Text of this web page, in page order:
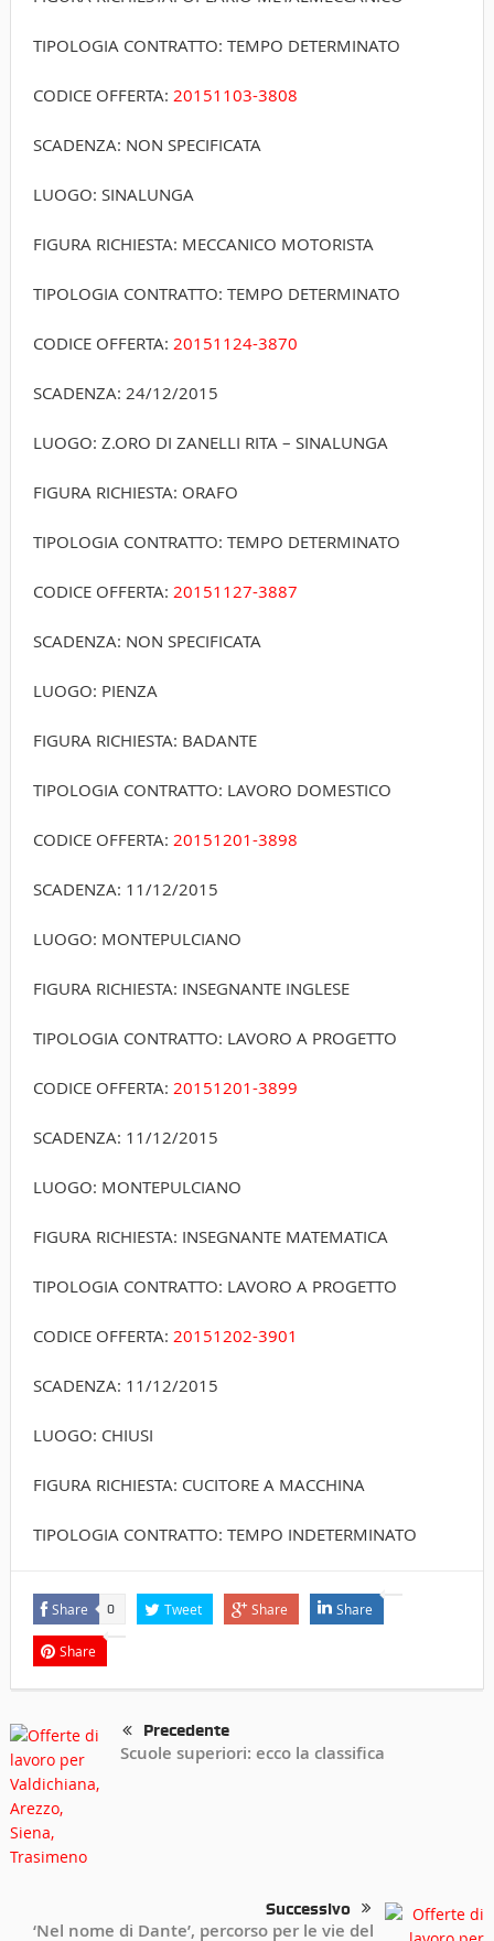
TIPOLOGIA CONTRATTO: TEMPO DETERMINATO
CODICE OFFERTA: 20151103-3808
SCADENZA: NON SPECIFICATA
LUOGO: SINALUNGA
FIGURA RICHIESTA: MECCANICO MOTORISTA
TIPOLOGIA CONTRATTO: TEMPO DETERMINATO
CODICE OFFERTA: 20151124-3870
SCADENZA: 24/12/2015
LUOGO: Z.ORO DI ZANELLI RITA – SINALUNGA
FIGURA RICHIESTA: ORAFO
TIPOLOGIA CONTRATTO: TEMPO DETERMINATO
CODICE OFFERTA: 20151127-3887
SCADENZA: NON SPECIFICATA
LUOGO: PIENZA
FIGURA RICHIESTA: BADANTE
TIPOLOGIA CONTRATTO: LAVORO DOMESTICO
CODICE OFFERTA: 20151201-3898
SCADENZA: 11/12/2015
LUOGO: MONTEPULCIANO
FIGURA RICHIESTA: INSEGNANTE INGLESE
TIPOLOGIA CONTRATTO: LAVORO A PROGETTO
CODICE OFFERTA: 20151201-3899
SCADENZA: 11/12/2015
LUOGO: MONTEPULCIANO
FIGURA RICHIESTA: INSEGNANTE MATEMATICA
TIPOLOGIA CONTRATTO: LAVORO A PROGETTO
CODICE OFFERTA: 20151202-3901
SCADENZA: 11/12/2015
LUOGO: CHIUSI
FIGURA RICHIESTA: CUCITORE A MACCHINA
TIPOLOGIA CONTRATTO: TEMPO INDETERMINATO
Share 0 Tweet Share Share
Share
Precedente
Scuole superiori: ecco la classifica
Successivo
‘Nel nome di Dante’, percorso per le vie del